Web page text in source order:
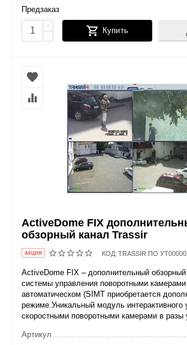
Предзаказ
+
−
Купить
ActiveDome FIX
обзорный канал Trassir
AКЦИЯ КОД: TRASSIR ПО
ActiveDome FIX – дополнительный
системы управления поворотными
автоматическом (SIMT приобретается
режиме.Уникальный модуль интерактивного
скоростными поворотными камерами в разы
Артикул